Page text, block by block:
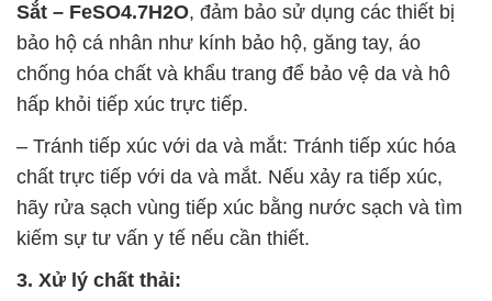
Sắt – FeSO4.7H2O, đảm bảo sử dụng các thiết bị
bảo hộ cá nhân như kính bảo hộ, găng tay, áo
chống hóa chất và khẩu trang để bảo vệ da và hô
hấp khỏi tiếp xúc trực tiếp.
– Tránh tiếp xúc với da và mắt: Tránh tiếp xúc hóa
chất trực tiếp với da và mắt. Nếu xảy ra tiếp xúc,
hãy rửa sạch vùng tiếp xúc bằng nước sạch và tìm
kiếm sự tư vấn y tế nếu cần thiết.
3. Xử lý chất thải: